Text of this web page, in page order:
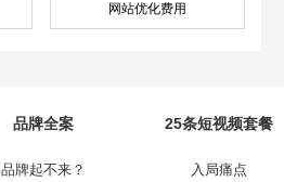
网站优化费用
品牌全案
品牌起不来？
25条短视频套餐
入局痛点